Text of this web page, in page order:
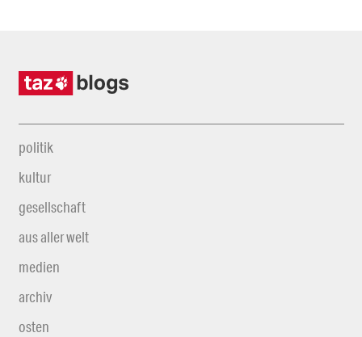
politik
kultur
gesellschaft
aus aller welt
medien
archiv
osten